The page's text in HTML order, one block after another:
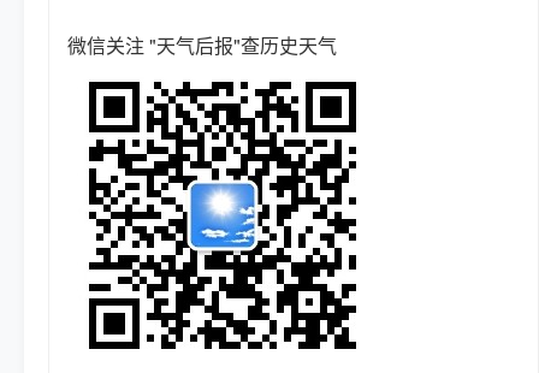
微信关注 "天气后报"查历史天气